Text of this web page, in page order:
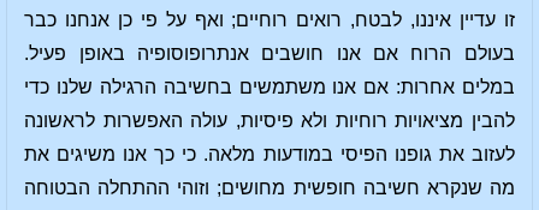
זו עדיין איננו, לבטח, רואים רוחיים; ואף על פי כן אנחנו כבר
בעולם הרוח אם אנו חושבים אנתרופוסופיה באופן פעיל.
במלים אחרות: אם אנו משתמשים בחשיבה הרגילה שלנו כדי
להבין מציאויות רוחיות ולא פיסיות, עולה האפשרות לראשונה
לעזוב את גופנו הפיסי במודעות מלאה. כי כך אנו משיגים את
מה שנקרא חשיבה חופשית מחושים; וזוהי ההתחלה הבטוחה